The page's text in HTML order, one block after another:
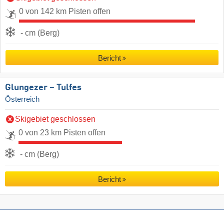
0 von 142 km Pisten offen
- cm (Berg)
Bericht
Glungezer – Tulfes
Österreich
Skigebiet geschlossen
0 von 23 km Pisten offen
- cm (Berg)
Bericht